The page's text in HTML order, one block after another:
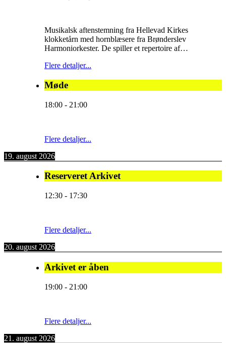
Musikalsk aftenstemning fra Hellevad Kirkes
klokketårn med hornblæsere fra Brønderslev
Harmoniorkester. De spiller et repertoire af…
Flere detaljer...
Møde
18:00 - 21:00
Flere detaljer...
19. august 2026
Reserveret Arkivet
12:30 - 17:30
Flere detaljer...
20. august 2026
Arkivet er åben
19:00 - 21:00
Flere detaljer...
21. august 2026